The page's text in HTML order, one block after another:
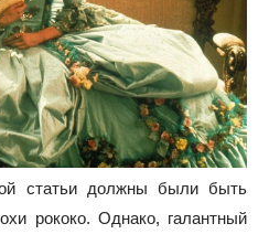
статьи должны были быть
рококо. Однако, галантный